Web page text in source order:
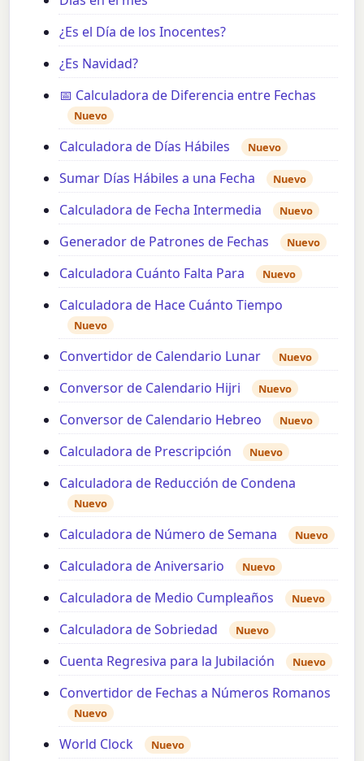
¿Es el Día de los Inocentes?
¿Es Navidad?
📅 Calculadora de Diferencia entre Fechas
Nuevo
Calculadora de Días Hábiles Nuevo
Sumar Días Hábiles a una Fecha Nuevo
Calculadora de Fecha Intermedia Nuevo
Generador de Patrones de Fechas Nuevo
Calculadora Cuánto Falta Para Nuevo
Calculadora de Hace Cuánto Tiempo
Nuevo
Convertidor de Calendario Lunar Nuevo
Conversor de Calendario Hijri Nuevo
Conversor de Calendario Hebreo Nuevo
Calculadora de Prescripción Nuevo
Calculadora de Reducción de Condena
Nuevo
Calculadora de Número de Semana Nuevo
Calculadora de Aniversario Nuevo
Calculadora de Medio Cumpleaños Nuevo
Calculadora de Sobriedad Nuevo
Cuenta Regresiva para la Jubilación Nuevo
Convertidor de Fechas a Números Romanos
Nuevo
World Clock Nuevo